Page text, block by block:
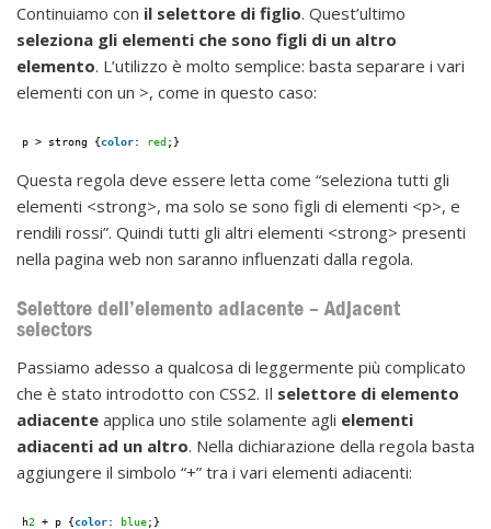
Continuiamo con il selettore di figlio. Quest’ultimo
seleziona gli elementi che sono figli di un altro
elemento. L’utilizzo è molto semplice: basta separare i vari
elementi con un >, come in questo caso:
p > strong {color: red;}
Questa regola deve essere letta come “seleziona tutti gli
elementi <strong>, ma solo se sono figli di elementi <p>, e
rendili rossi”. Quindi tutti gli altri elementi <strong> presenti
nella pagina web non saranno influenzati dalla regola.
Selettore dell’elemento adiacente – Adjacent
selectors
Passiamo adesso a qualcosa di leggermente più complicato
che è stato introdotto con CSS2. Il selettore di elemento
adiacente applica uno stile solamente agli elementi
adiacenti ad un altro. Nella dichiarazione della regola basta
aggiungere il simbolo “+” tra i vari elementi adiacenti:
h2 + p {color: blue;}